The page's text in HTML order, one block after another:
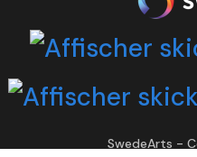
SwedeArts -